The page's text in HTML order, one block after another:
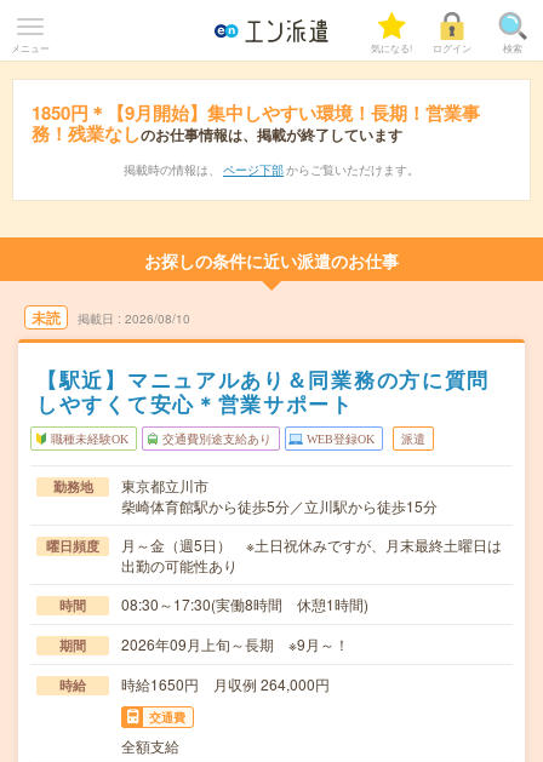
メニュー 気になる! ログイン 検索
1850円＊【9月開始】集中しやすい環境！長期！営業事
務！残業なしのお仕事情報は、掲載が終了しています
掲載時の情報は、 ページ下部 からご覧いただけます。
お探しの条件に近い派遣のお仕事
未読 掲載日 2026/08/10
【駅近】マニュアルあり＆同業務の方に質問
しやすくて安心＊営業サポート
職種未経験OK 交通費別途支給あり WEB登録OK 派遣
勤務地
東京都立川市
柴崎体育館駅から徒歩5分／立川駅から徒歩15分
曜日頻度
月～金（週5日） ※土日祝休みですが、月末最終土曜日は
出勤の可能性あり
時間 08:30～17:30(実働8時間 休憩1時間)
期間 2026年09月上旬～長期 ※9月～！
時給 時給1650円 月収例 264,000円
交通費
全額支給